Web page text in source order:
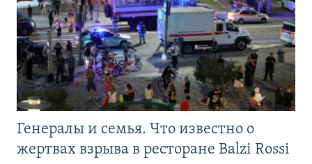
Генералы и семья. Что известно о
жертвах взрыва в ресторане Balzi Rossi